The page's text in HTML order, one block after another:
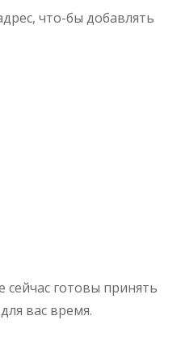
что-бы добавлять
сейчас готовы принять
вас время.